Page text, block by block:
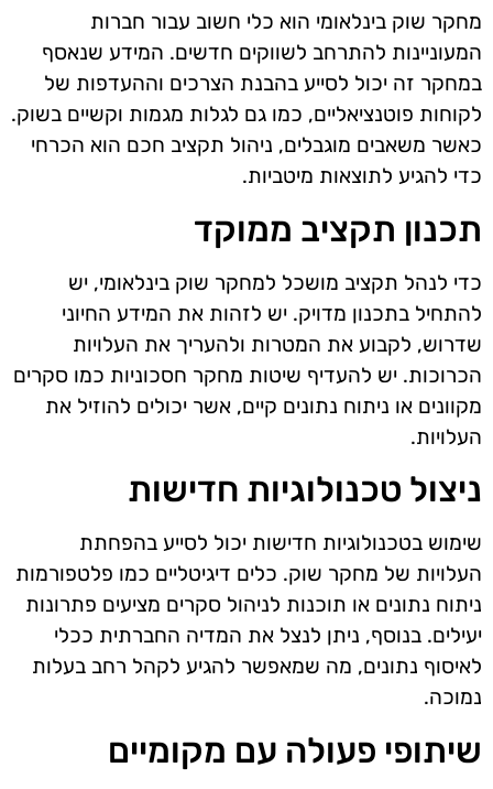
מחקר שוק בינלאומי הוא כלי חשוב עבור חברות
המעוניינות להתרחב לשווקים חדשים. המידע שנאסף
במחקר זה יכול לסייע בהבנת הצרכים וההעדפות של
לקוחות פוטנציאליים, כמו גם לגלות מגמות וקשיים בשוק.
כאשר משאבים מוגבלים, ניהול תקציב חכם הוא הכרחי
כדי להגיע לתוצאות מיטביות.
תכנון תקציב ממוקד
כדי לנהל תקציב מושכל למחקר שוק בינלאומי, יש
להתחיל בתכנון מדויק. יש לזהות את המידע החיוני
שדרוש, לקבוע את המטרות ולהעריך את העלויות
הכרוכות. יש להעדיף שיטות מחקר חסכוניות כמו סקרים
מקוונים או ניתוח נתונים קיים, אשר יכולים להוזיל את
העלויות.
ניצול טכנולוגיות חדישות
שימוש בטכנולוגיות חדישות יכול לסייע בהפחתת
העלויות של מחקר שוק. כלים דיגיטליים כמו פלטפורמות
ניתוח נתונים או תוכנות לניהול סקרים מציעים פתרונות
יעילים. בנוסף, ניתן לנצל את המדיה החברתית ככלי
לאיסוף נתונים, מה שמאפשר להגיע לקהל רחב בעלות
נמוכה.
שיתופי פעולה עם מקומיים